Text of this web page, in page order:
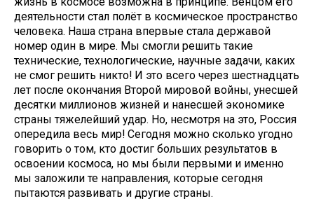
деятельности стал полёт в космическое пространство
человека. Наша страна впервые стала державой
номер один в мире. Мы смогли решить такие
технические, технологические, научные задачи, каких
не смог решить никто! И это всего через шестнадцать
лет после окончания Второй мировой войны, унесшей
десятки миллионов жизней и нанесшей экономике
страны тяжелейший удар. Но, несмотря на это, Россия
опередила весь мир! Сегодня можно сколько угодно
говорить о том, кто достиг больших результатов в
освоении космоса, но мы были первыми и именно
мы заложили те направления, которые сегодня
пытаются развивать и другие страны.